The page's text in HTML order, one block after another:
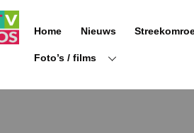
Home Nieuws
Foto’s / films